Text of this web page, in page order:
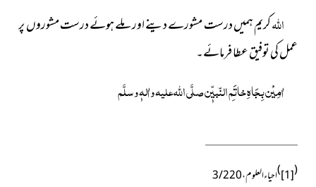
اللہکریم ہمیں درست مشورے دینے اور ملے ہوئے درستمشوروں پر
عمل کی توفیق عطا فرمائے۔
اٰمِیْن بِجَاہِ خاتَمِ النّبیّٖن صلَّی اللہ علیہ واٰلہٖ وسلَّم
(
[1]
)احیاء العلوم،3/220